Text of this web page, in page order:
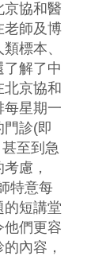
京協和醫
老師及博
標本、
解了中
京協和
每星期一
診(即
至到急
慮，
特意每
的短講堂
他們更容
內容，